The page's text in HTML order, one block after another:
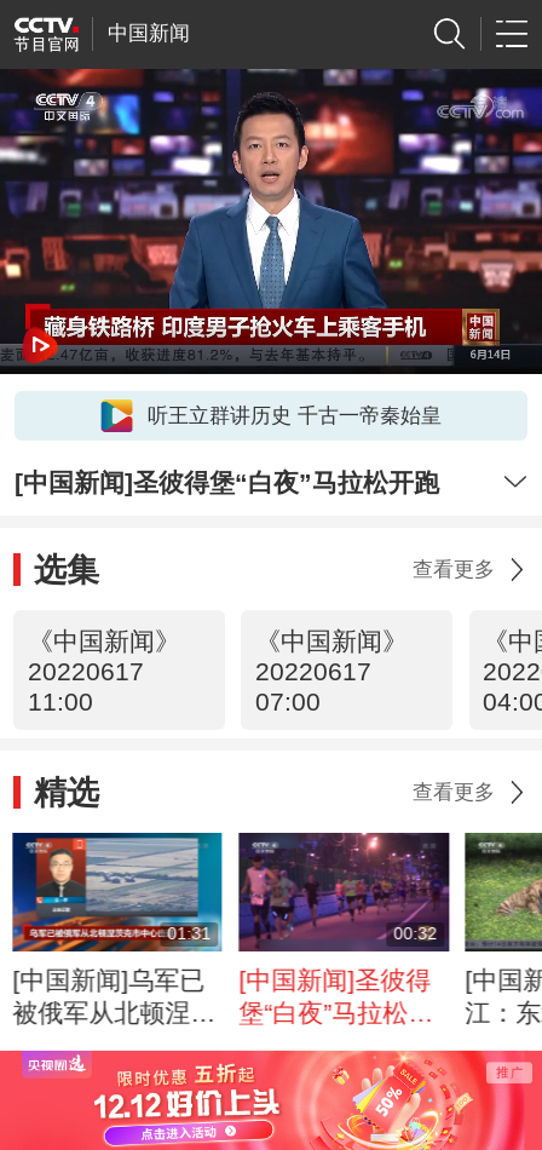
中国新闻
听王立群讲历史 千古一帝秦始皇
[中国新闻]圣彼得堡“白夜”马拉松开跑
选集 查看更多
《中国新闻》
20220617
11:00
《中国新闻》
20220617
07:00
《
精选 查看更多
01:31
[中国新闻]乌军已
被俄军从北顿涅茨
克市中心击退
00:32
[中国新闻]圣彼得
堡“白夜”马拉松开
跑
[中国
江：
来分